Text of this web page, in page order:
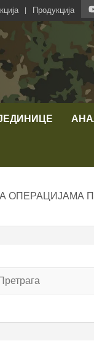
Продукција
ОПЕРАЦИЈАМА